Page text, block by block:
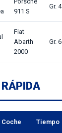
911 S
Gr. 4
Fiat
Abarth
2000
Gr. 6
RÁPIDA
Coche Tiempo